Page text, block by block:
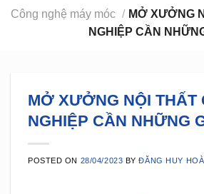
Công nghệ máy móc / MỞ XƯỞNG
NGHIỆP CẦN
MỞ XƯỞNG NỘI THẤT
NGHIỆP CẦN NHỮNG
POSTED ON 28/04/2023 BYĐĂNG HUY